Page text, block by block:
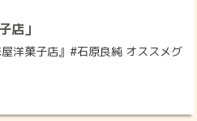
店」
洋菓子店』#石原良純 オススメグ